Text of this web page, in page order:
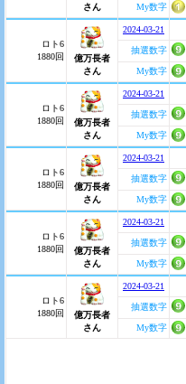
さん
My数字
ロト6
1880回
億万長者
さん
2024-03-21
抽選数字
My数字
ロト6
1880回
億万長者
さん
2024-03-21
抽選数字
My数字
ロト6
1880回
億万長者
さん
2024-03-21
抽選数字
My数字
ロト6
1880回
億万長者
さん
2024-03-21
抽選数字
My数字
ロト6
1880回
億万長者
さん
2024-03-21
抽選数字
My数字